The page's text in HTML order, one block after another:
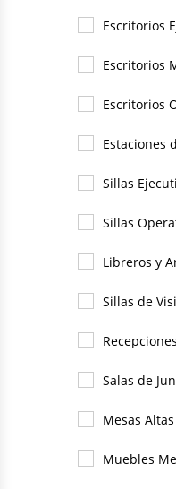
Escritorios
Escritorios
Escritorios
Estaciones
Sillas
Sillas
Libreros y
Sillas de
Recepciones
Salas de
Mesas
Muebles